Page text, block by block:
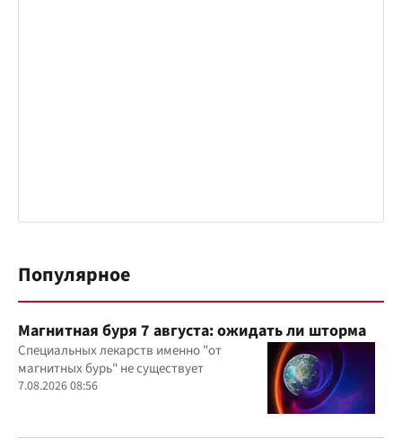
Популярное
Магнитная буря 7 августа: ожидать ли шторма
Специальных лекарств именно "от
магнитных бурь" не существует
7.08.2026 08:56